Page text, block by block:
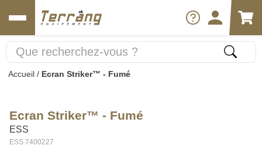
Accueil / Ecran Striker™ - Fumé
Ecran Striker™ - Fumé
ESS
ESS.7400227